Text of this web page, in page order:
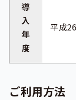
導
入
年
度
平成
ご利用方法